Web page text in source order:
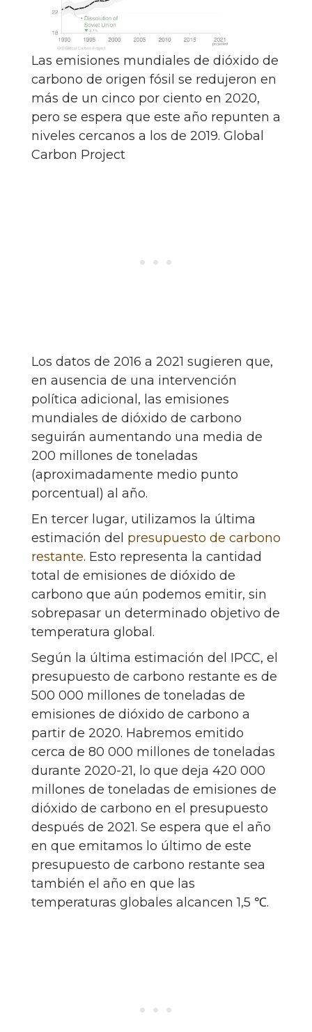
Las emisiones mundiales de dióxido de
carbono de origen fósil se redujeron en
más de un cinco por ciento en 2020,
pero se espera que este año repunten a
niveles cercanos a los de 2019. Global
Carbon Project
Los datos de 2016 a 2021 sugieren que,
en ausencia de una intervención
política adicional, las emisiones
mundiales de dióxido de carbono
seguirán aumentando una media de
200 millones de toneladas
(aproximadamente medio punto
porcentual) al año.
En tercer lugar, utilizamos la última
estimación del presupuesto de carbono
restante. Esto representa la cantidad
total de emisiones de dióxido de
carbono que aún podemos emitir, sin
sobrepasar un determinado objetivo de
temperatura global.
Según la última estimación del IPCC, el
presupuesto de carbono restante es de
500 000 millones de toneladas de
emisiones de dióxido de carbono a
partir de 2020. Habremos emitido
cerca de 80 000 millones de toneladas
durante 2020-21, lo que deja 420 000
millones de toneladas de emisiones de
dióxido de carbono en el presupuesto
después de 2021. Se espera que el año
en que emitamos lo último de este
presupuesto de carbono restante sea
también el año en que las
temperaturas globales alcancen 1,5 ℃.